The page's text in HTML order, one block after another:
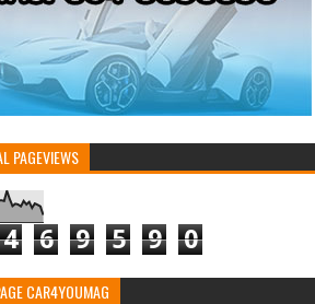
PAGEVIEWS
4 6 9 5 9 0
CAR4YOUMAG